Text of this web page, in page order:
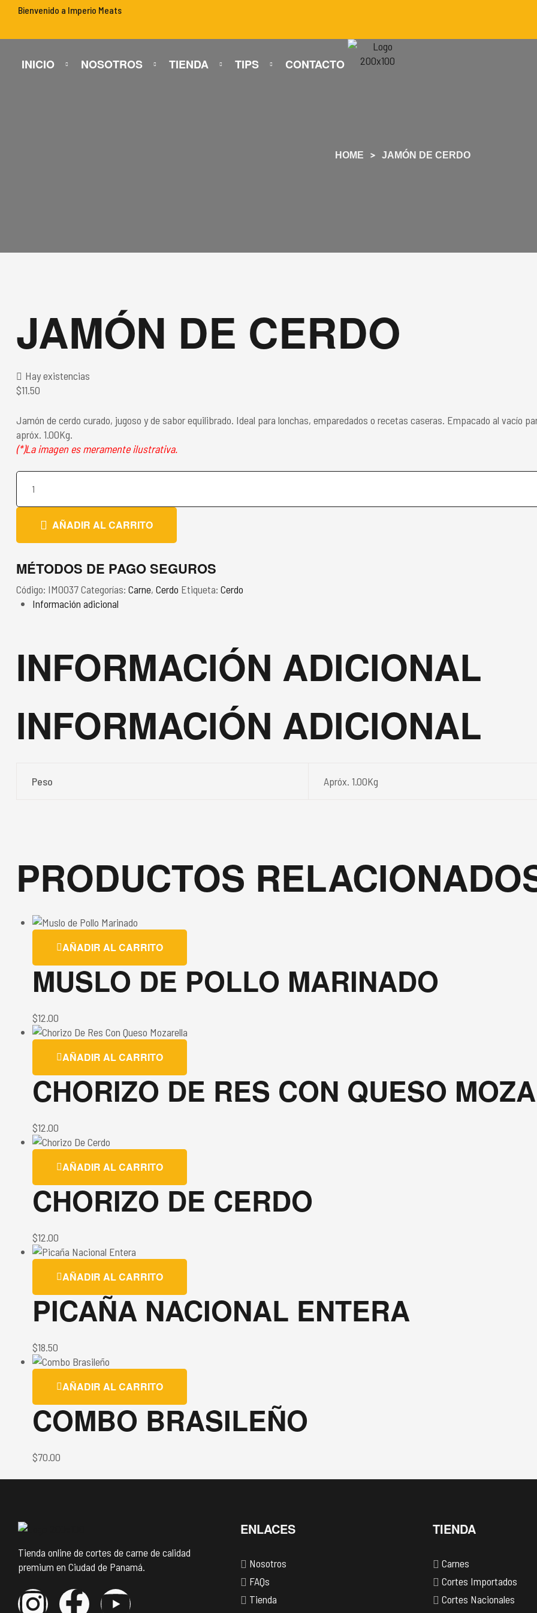
Bienvenido a Imperio Meats
INICIO NOSOTROS TIENDA TIPS CONTACTO
HOME JAMÓN DE CERDO
JAMÓN DE CERDO
Hay existencias
$11.50
Jamón de cerdo curado, jugoso y de sabor equilibrado. Ideal para lonchas, emparedados o recetas caseras. Empacado al vacío
apróx. 1.00Kg.
(*)La imagen es meramente ilustrativa.
AÑADIR AL CARRITO
MÉTODOS DE PAGO SEGUROS
Código: IM0037Categorías: Carne, Cerdo Etiqueta: Cerdo
Información adicional
INFORMACIÓN ADICIONAL
INFORMACIÓN ADICIONAL
Peso Apróx. 1.00Kg
PRODUCTOS
AÑADIR AL CARRITO
MUSLO DE POLLO MARINADO
$12.00
AÑADIR AL CARRITO
CHORIZO DE RES CON QUESO
$12.00
AÑADIR AL CARRITO
CHORIZO DE CERDO
$12.00
AÑADIR AL CARRITO
PICAÑA NACIONAL ENTERA
$18.50
AÑADIR AL CARRITO
COMBO BRASILEÑO
$70.00
Tienda online de cortes de carne de calidad
premium en Ciudad de Panamá.
ENLACES
Nosotros
FAQs
Tienda
TIENDA
Carnes
Cortes Importados
Cortes Nacionales